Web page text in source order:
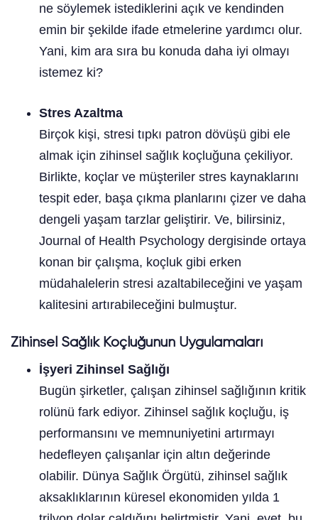
ne söylemek istediklerini açık ve kendinden
emin bir şekilde ifade etmelerine yardımcı olur.
Yani, kim ara sıra bu konuda daha iyi olmayı
istemez ki?
Stres Azaltma
Birçok kişi, stresi tıpkı patron dövüşü gibi ele
almak için zihinsel sağlık koçluğuna çekiliyor.
Birlikte, koçlar ve müşteriler stres kaynaklarını
tespit eder, başa çıkma planlarını çizer ve daha
dengeli yaşam tarzlar geliştirir. Ve, bilirsiniz,
Journal of Health Psychology dergisinde ortaya
konan bir çalışma, koçluk gibi erken
müdahalelerin stresi azaltabileceğini ve yaşam
kalitesini artırabileceğini bulmuştur.
Zihinsel Sağlık Koçluğunun Uygulamaları
İşyeri Zihinsel Sağlığı
Bugün şirketler, çalışan zihinsel sağlığının kritik
rolünü fark ediyor. Zihinsel sağlık koçluğu, iş
performansını ve memnuniyetini artırmayı
hedefleyen çalışanlar için altın değerinde
olabilir. Dünya Sağlık Örgütü, zihinsel sağlık
aksaklıklarının küresel ekonomiden yılda 1